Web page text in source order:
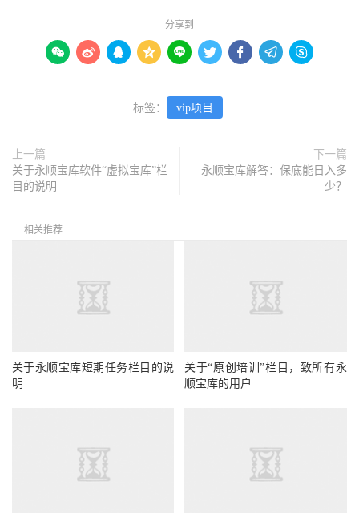
分享到
        
标签： vip项目
上一篇
关于永顺宝库软件“虚拟宝库”栏
目的说明
下一篇
永顺宝库解答：保底能日入多
少？
相关推荐
关于永顺宝库短期任务栏目的说
明
关于“原创培训”栏目，致所有永
顺宝库的用户